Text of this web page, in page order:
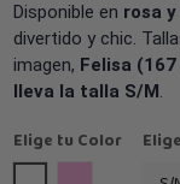
Disponible en rosa
divertido y chic.
imagen, Felisa
lleva la talla S/M .
Elige tu Color